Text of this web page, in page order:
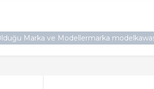
Marka ve Modellermarka